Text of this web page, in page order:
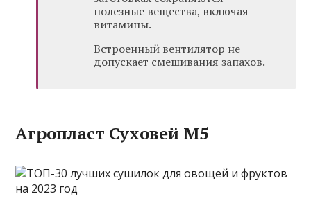
полезные вещества, включая
витамины.
Встроенный вентилятор не
допускает смешивания запахов.
Агропласт Суховей М5